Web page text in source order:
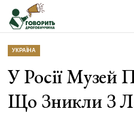
УКРАЇНА
У Росії Музей
Що Зникли З